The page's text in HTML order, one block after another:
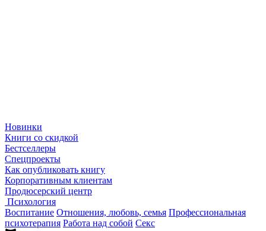
Новинки
Книги со скидкой
Бестселлеры
Спецпроекты
Как опубликовать книгу
Корпоративным клиентам
Продюсерский центр
Психология
Воспитание Отношения, любовь, семья Профессиональная
психотерапия Работа над собой Секс